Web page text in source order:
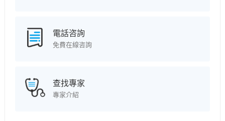
電話咨詢
免費在線咨詢
查找專家
專家介紹